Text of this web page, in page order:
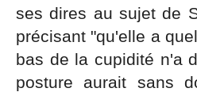
ses dires au sujet de
précisant "qu'elle a
bas de la cupidité n'a
posture aurait sans